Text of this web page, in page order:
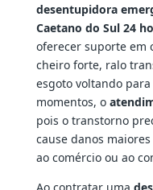
desentupidora
Caetano do Sul 24
oferecer suporte em
cheiro forte, ralo
esgoto voltando
momentos, o
pois o transtorno
cause danos
ao comércio ou ao